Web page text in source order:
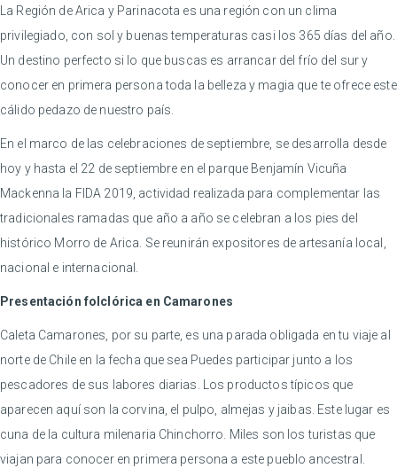
La Región de Arica y Parinacota es una región con un clima
privilegiado, con sol y buenas temperaturas casi los 365 días del año.
Un destino perfecto si lo que buscas es arrancar del frío del sur y
conocer en primera persona toda la belleza y magia que te ofrece este
cálido pedazo de nuestro país.
En el marco de las celebraciones de septiembre, se desarrolla desde
hoy y hasta el 22 de septiembre en el parque Benjamín Vicuña
Mackenna la FIDA 2019, actividad realizada para complementar las
tradicionales ramadas que año a año se celebran a los pies del
histórico Morro de Arica. Se reunirán expositores de artesanía local,
nacional e internacional.
Presentación folclórica en Camarones
Caleta Camarones, por su parte, es una parada obligada en tu viaje al
norte de Chile en la fecha que sea Puedes participar junto a los
pescadores de sus labores diarias. Los productos típicos que
aparecen aquí son la corvina, el pulpo, almejas y jaibas. Este lugar es
cuna de la cultura milenaria Chinchorro. Miles son los turistas que
viajan para conocer en primera persona a este pueblo ancestral.